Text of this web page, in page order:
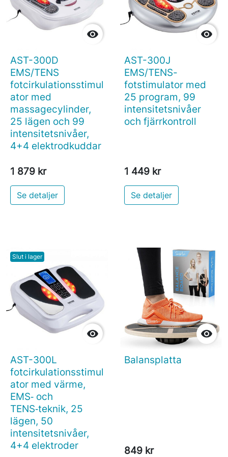

AST-300D
EMS/TENS
fotcirkulationsstimul
ator med
massagecylinder,
25 lägen och 99
intensitetsnivåer,
4+4 elektrodkuddar
1 879 kr
Se detaljer

AST-300J
EMS/TENS-
fotstimulator med
25 program, 99
intensitetsnivåer
och fjärrkontroll
1 449 kr
Se detaljer
Slut i lager

AST-300L
fotcirkulationsstimul
ator med värme,
EMS‑ och
TENS‑teknik, 25
lägen, 50
intensitetsnivåer,
4+4 elektroder

Balansplatta
849 kr